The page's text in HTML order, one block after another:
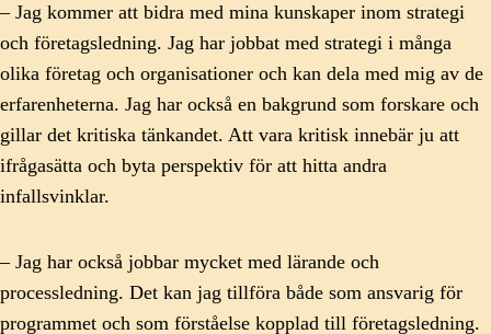
– Jag kommer att bidra med mina kunskaper inom strategi
och företagsledning. Jag har jobbat med strategi i många
olika företag och organisationer och kan dela med mig av de
erfarenheterna. Jag har också en bakgrund som forskare och
gillar det kritiska tänkandet. Att vara kritisk innebär ju att
ifrågasätta och byta perspektiv för att hitta andra
infallsvinklar.
– Jag har också jobbar mycket med lärande och
processledning. Det kan jag tillföra både som ansvarig för
programmet och som förståelse kopplad till företagsledning.